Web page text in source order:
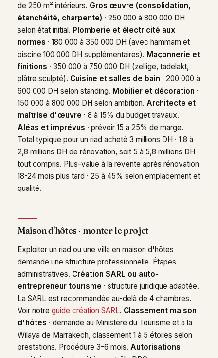
de 250 m² intérieurs. Gros œuvre (consolidation,
étanchéité, charpente) · 250 000 à 800 000 DH
selon état initial. Plomberie et électricité aux
normes · 180 000 à 350 000 DH (avec hammam et
piscine 100 000 DH supplémentaires). Maçonnerie et
finitions · 350 000 à 750 000 DH (zellige, tadelakt,
plâtre sculpté). Cuisine et salles de bain · 200 000 à
600 000 DH selon standing. Mobilier et décoration ·
150 000 à 800 000 DH selon ambition. Architecte et
maîtrise d'œuvre · 8 à 15% du budget travaux.
Aléas et imprévus · prévoir 15 à 25% de marge.
Total typique pour un riad acheté 3 millions DH · 1,8 à
2,8 millions DH de rénovation, soit 5 à 5,8 millions DH
tout compris. Plus-value à la revente après rénovation
18-24 mois plus tard · 25 à 45% selon emplacement et
qualité.
Maison d'hôtes · monter le projet
Exploiter un riad ou une villa en maison d'hôtes
demande une structure professionnelle. Étapes
administratives. Création SARL ou auto-
entrepreneur tourisme · structure juridique adaptée.
La SARL est recommandée au-delà de 4 chambres.
Voir notre guide création SARL. Classement maison
d'hôtes · demande au Ministère du Tourisme et à la
Wilaya de Marrakech, classement 1 à 5 étoiles selon
prestations. Procédure 3-6 mois. Autorisations